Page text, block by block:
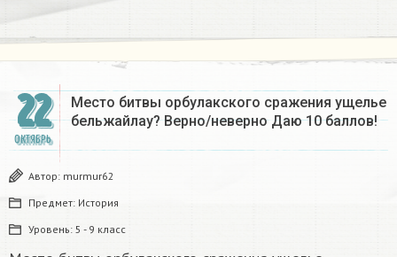
22
ОКТЯБРЬ
Место битвы орбулакского сражения ущелье
бельжайлау? Верно/неверно Даю 10 баллов!
Автор: murmur62
Предмет: История
Уровень: 5 - 9 класс